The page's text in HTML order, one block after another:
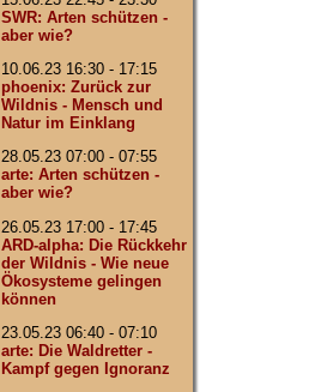
SWR: Arten schützen -
aber wie?
10.06.23 16:30 - 17:15
phoenix: Zurück zur
Wildnis - Mensch und
Natur im Einklang
28.05.23 07:00 - 07:55
arte: Arten schützen -
aber wie?
26.05.23 17:00 - 17:45
ARD-alpha: Die Rückkehr
der Wildnis - Wie neue
Ökosysteme gelingen
können
23.05.23 06:40 - 07:10
arte: Die Waldretter -
Kampf gegen Ignoranz